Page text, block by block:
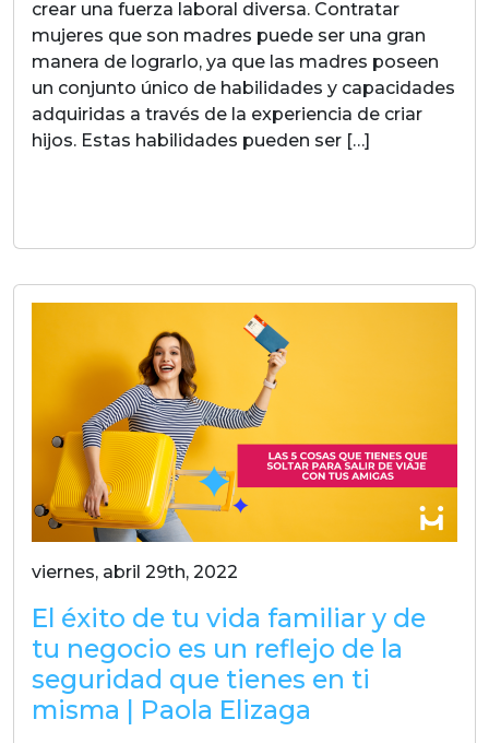
crear una fuerza laboral diversa. Contratar
mujeres que son madres puede ser una gran
manera de lograrlo, ya que las madres poseen
un conjunto único de habilidades y capacidades
adquiridas a través de la experiencia de criar
hijos. Estas habilidades pueden ser […]
viernes, abril 29th, 2022
El éxito de tu vida familiar y de
tu negocio es un reflejo de la
seguridad que tienes en ti
misma | Paola Elizaga